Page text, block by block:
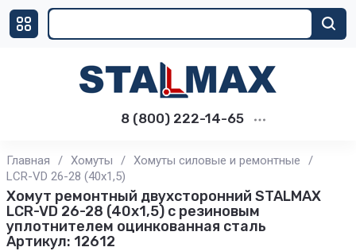
8 (800) 222-14-65
Главная / Хомуты / Хомуты силовые и ремонтные
/
LCR-VD 26-28 (40х1,5)
Хомут ремонтный двухсторонний STALMAX
LCR-VD 26-28 (40х1,5) с резиновым
уплотнителем оцинкованная сталь
Артикул: 12612